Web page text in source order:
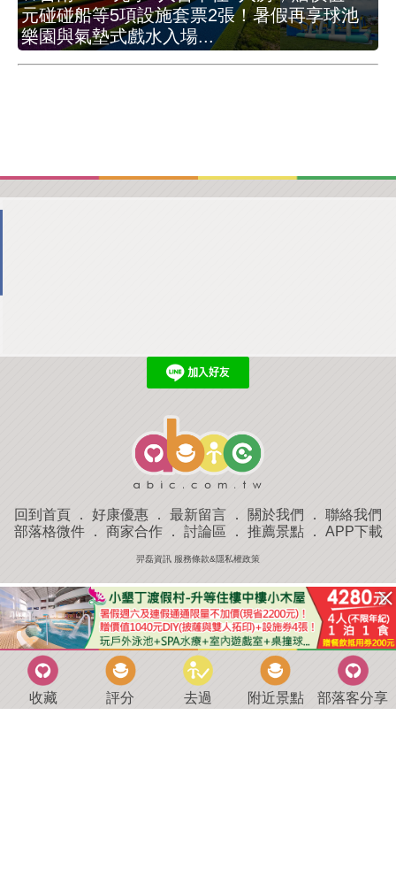
元碰碰船等5項設施套票2張！暑假再享球池
樂園與氣墊式戲水入場...
回到首頁 ． 好康優惠 ． 最新留言 ． 關於我們 ． 聯絡我們
部落格微件． 商家合作． 討論區 ． 推薦景點． APP下載
羿磊資訊 服務條款&隱私權政策
收藏 評分 去過 附近景點 部落客分享